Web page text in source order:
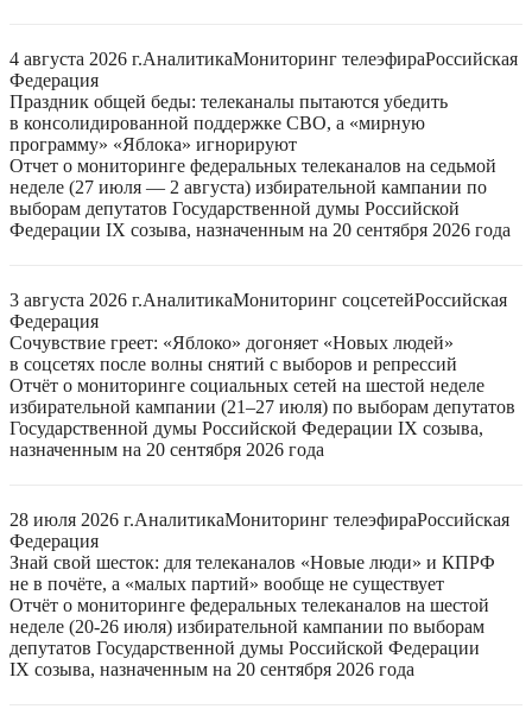
4 августа 2026 г.АналитикаМониторинг телеэфираРоссийская
Федерация
Праздник общей беды: телеканалы пытаются убедить
в консолидированной поддержке СВО, а «мирную
программу» «Яблока» игнорируют
Отчет о мониторинге федеральных телеканалов на седьмой
неделе (27 июля — 2 августа) избирательной кампании по
выборам депутатов Государственной думы Российской
Федерации IX созыва, назначенным на 20 сентября 2026 года
3 августа 2026 г.АналитикаМониторинг соцсетейРоссийская
Федерация
Сочувствие греет: «Яблоко» догоняет «Новых людей»
в соцсетях после волны снятий с выборов и репрессий
Отчёт о мониторинге социальных сетей на шестой неделе
избирательной кампании (21–27 июля) по выборам депутатов
Государственной думы Российской Федерации IX созыва,
назначенным на 20 сентября 2026 года
28 июля 2026 г.АналитикаМониторинг телеэфираРоссийская
Федерация
Знай свой шесток: для телеканалов «Новые люди» и КПРФ
не в почёте, а «малых партий» вообще не существует
Отчёт о мониторинге федеральных телеканалов на шестой
неделе (20-26 июля) избирательной кампании по выборам
депутатов Государственной думы Российской Федерации
IX созыва, назначенным на 20 сентября 2026 года